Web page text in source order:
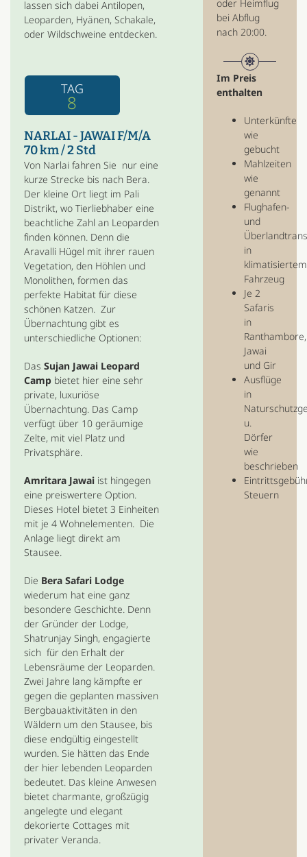
lassen sich dabei Antilopen,
Leoparden, Hyänen, Schakale,
oder Wildschweine entdecken.
TAG
8
NARLAI - JAWAI F/M/A
70 km / 2 Std
Von Narlai fahren Sie nur eine
kurze Strecke bis nach Bera.
Der kleine Ort liegt im Pali
Distrikt, wo Tierliebhaber eine
beachtliche Zahl an Leoparden
finden können. Denn die
Aravalli Hügel mit ihrer rauen
Vegetation, den Höhlen und
Monolithen, formen das
perfekte Habitat für diese
schönen Katzen. Zur
Übernachtung gibt es
unterschiedliche Optionen:
Das Sujan Jawai Leopard
Campbietet hier eine sehr
private, luxuriöse
Übernachtung. Das Camp
verfügt über 10 geräumige
Zelte, mit viel Platz und
Privatsphäre.
Amritara Jawaiist hingegen
eine preiswertere Option.
Dieses Hotel bietet 3 Einheiten
mit je 4 Wohnelementen. Die
Anlage liegt direkt am
Stausee.
Die Bera Safari Lodge
wiederum hat eine ganz
besondere Geschichte. Denn
der Gründer der Lodge,
Shatrunjay Singh, engagierte
sich für den Erhalt der
Lebensräume der Leoparden.
Zwei Jahre lang kämpfte er
gegen die geplanten massiven
Bergbauaktivitäten in den
Wäldern um den Stausee, bis
diese endgültig eingestellt
wurden. Sie hätten das Ende
der hier lebenden Leoparden
bedeutet. Das kleine Anwesen
bietet charmante, großzügig
angelegte und elegant
dekorierte Cottages mit
privater Veranda.
oder Heimflug
bei Abflug
nach 20:00.
Im Preis
enthalten
Unterkünfte
wie
gebucht
Mahlzeiten
wie
genannt
Flughafen-
und
in
klimatisiertem
Fahrzeug
Je 2
Safaris
in
Ranthambore,
Jawai
und Gir
Ausflüge
in
u.
Dörfer
wie
beschrieben
Steuern